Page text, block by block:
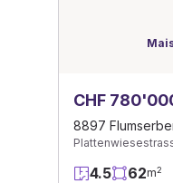
CHF
8897
4.5 62m2